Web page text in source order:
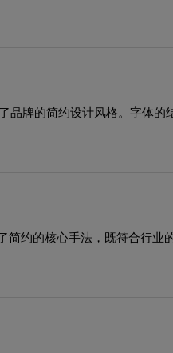
牌的简约设计风格。字体
约的核心手法，既符合行业